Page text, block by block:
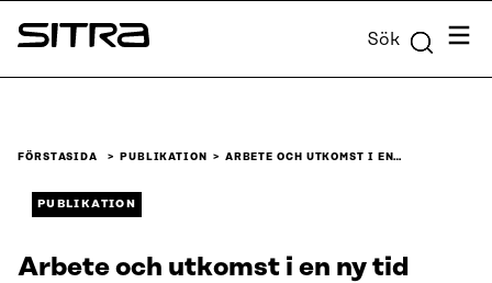
Skip to
content
Sitra Sök Meny
FÖRSTASIDA PUBLIKATION ARBETE OCH UTKOMST I EN…
PUBLIKATION
Arbete och utkomst i en ny tid